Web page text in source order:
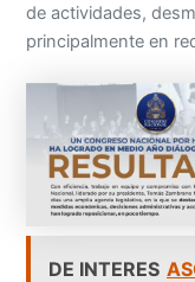
de actividades,
principalmente en
DE INTERES